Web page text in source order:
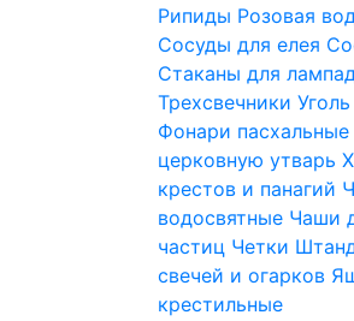
Рипиды Розовая
Сосуды для елея
Стаканы для
Трехсвечники
Фонари пасхальные
церковную утварь
крестов и панагий
водосвятные Чаши
частиц Четки
свечей и огарков
крестильные